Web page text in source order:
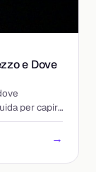
e Dove
per capire
→